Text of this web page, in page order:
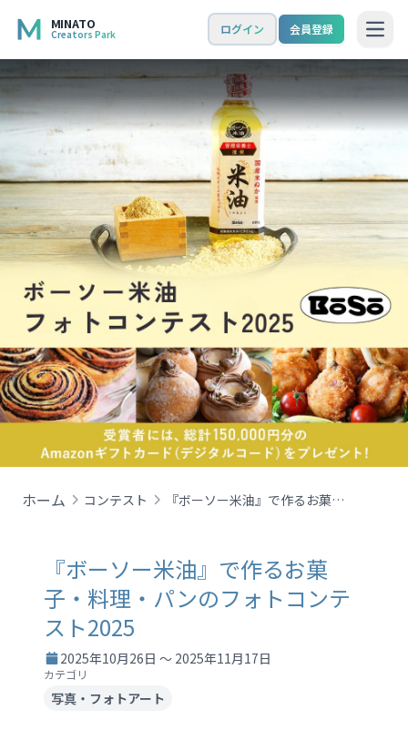
MINATO
Creators Park ログイン 会員登録
ホーム コンテスト 『ボーソー米油』で作るお菓子・料理・パンのフォトコンテスト2025
『ボーソー米油』で作るお菓
子・料理・パンのフォトコンテ
スト2025
2025年10月26日 ～ 2025年11月17日
カテゴリ
写真・フォトアート